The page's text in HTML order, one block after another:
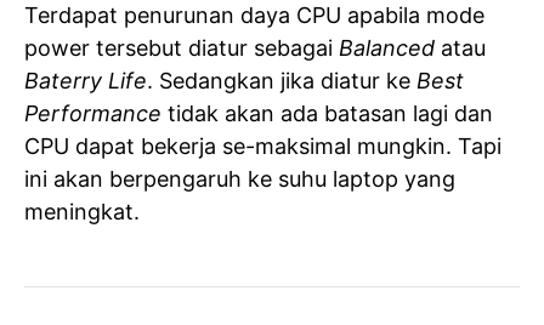
Terdapat penurunan daya CPU apabila mode
power tersebut diatur sebagai Balanced atau
Baterry Life. Sedangkan jika diatur ke Best
Performance tidak akan ada batasan lagi dan
CPU dapat bekerja se-maksimal mungkin. Tapi
ini akan berpengaruh ke suhu laptop yang
meningkat.